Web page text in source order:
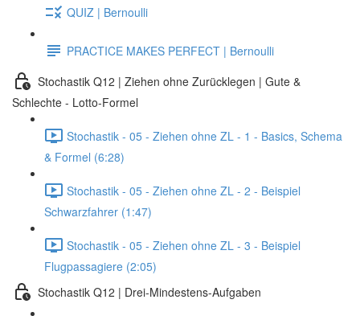
QUIZ | Bernoulli
PRACTICE MAKES PERFECT | Bernoulli
Stochastik Q12 | Ziehen ohne Zurücklegen | Gute &
Schlechte - Lotto-Formel
Stochastik - 05 - Ziehen ohne ZL - 1 - Basics, Schema
& Formel (6:28)
Stochastik - 05 - Ziehen ohne ZL - 2 - Beispiel
Schwarzfahrer (1:47)
Stochastik - 05 - Ziehen ohne ZL - 3 - Beispiel
Flugpassagiere (2:05)
Stochastik Q12 | Drei-Mindestens-Aufgaben